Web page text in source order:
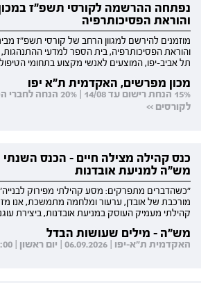
נפתחה ההרשמה לקורסי תשפ"ז
והוראת הפסיכותרפיה
מוזמנים להירשם למגוון הרחב של קורסי תשפ"ז
והוראת הפסיכותרפיה, בית הספר למדעי
תל אביב-יפו, המוצעים לאנשי מקצוע בתחומי
מכון מפרשים, האקדמית ת"א יפו
15% הנחת רישום עד 14/08
לקורסים >>
כנס קהילה מצילה חיים - הכנס
מש"ה למניעת אובדנות
"כשהדברים מתפרקים: מסע קהילתי מפירוק
מורכבת של אובדן, ערעור ומלחמה מתמשכת, אנו
קהילתי מעמיק העוסק במניעת אובדנות, ביצירת
מש"ה - מילים שעושות הבדל
האקדמית ת"א-יפו | 06.09.2026 | יום ראשון | 09:00-16:00